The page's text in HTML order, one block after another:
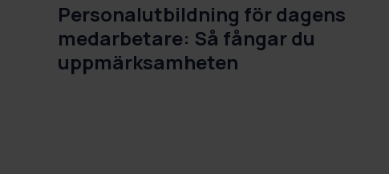
Personalutbildning för dagens
medarbetare: Så fångar du
uppmärksamheten